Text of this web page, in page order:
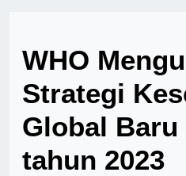
WHO
Strategi
Global
tahun 2023